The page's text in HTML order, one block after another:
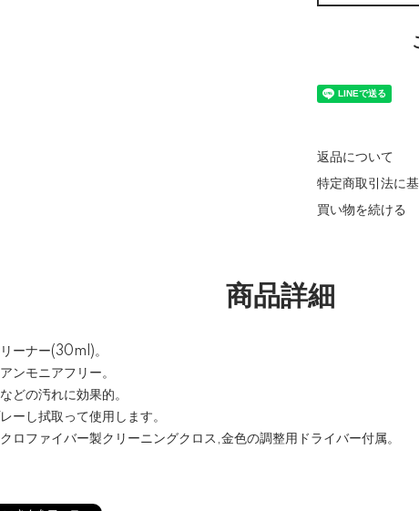
返品について
特定商取引法に
買い物を続ける
商品詳細
ーナー(30ml)。
ンモニアフリー。
どの汚れに効果的。
ーし拭取って使用します。
ロファイバー製クリーニングクロス,金色の調整用ドライバー付属。